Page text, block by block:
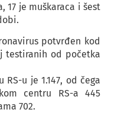
17 je muškaraca i šest
potvrđen kod
testiranih od početka
u je 1.147, od čega
centru RS-a 445
702.